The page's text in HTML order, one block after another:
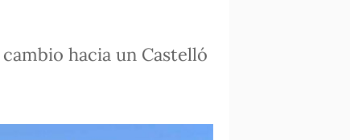
hacia un Castelló